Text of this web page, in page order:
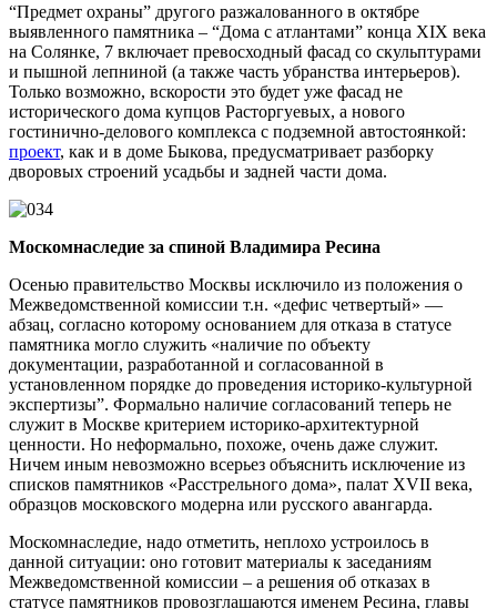
“Предмет охраны” другого разжалованного в октябре
выявленного памятника – “Дома с атлантами” конца XIX века
на Солянке, 7 включает превосходный фасад со скульптурами
и пышной лепниной (а также часть убранства интерьеров).
Только возможно, вскорости это будет уже фасад не
исторического дома купцов Расторгуевых, а нового
гостинично-делового комплекса с подземной автостоянкой:
проект, как и в доме Быкова, предусматривает разборку
дворовых строений усадьбы и задней части дома.
Москомнаследие за спиной Владимира Ресина
Осенью правительство Москвы исключило из положения о
Межведомственной комиссии т.н. «дефис четвертый» —
абзац, согласно которому основанием для отказа в статусе
памятника могло служить «наличие по объекту
документации, разработанной и согласованной в
установленном порядке до проведения историко-культурной
экспертизы”. Формально наличие согласований теперь не
служит в Москве критерием историко-архитектурной
ценности. Но неформально, похоже, очень даже служит.
Ничем иным невозможно всерьез объяснить исключение из
списков памятников «Расстрельного дома», палат XVII века,
образцов московского модерна или русского авангарда.
Москомнаследие, надо отметить, неплохо устроилось в
данной ситуации: оно готовит материалы к заседаниям
Межведомственной комиссии – а решения об отказах в
статусе памятников провозглашаются именем Ресина, главы